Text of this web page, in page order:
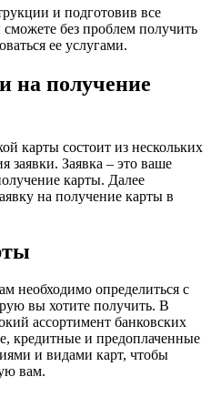
и подготовив все
без проблем получить
ее услугами.
на получение
карты состоит из нескольких
заявки. Заявка – это ваше
карты. Далее
на получение карты в
необходимо определиться с
вы хотите получить. В
ассортимент банковских
кредитные и предоплаченные
и видами карт, чтобы
вам.